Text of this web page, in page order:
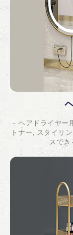
- ヘアドライヤー
トナー, スタイリ
スで